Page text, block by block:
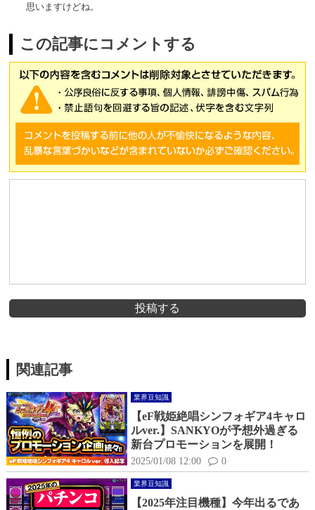
思いますけどね。
この記事にコメントする
投稿する
関連記事
業界豆知識
【eF戦姫絶唱シンフォギア4キャロ
ルver.】SANKYOが予想外過ぎる
新台プロモーションを展開！
2025/01/08 12:00 0
業界豆知識
【2025年注目機種】今年出るであ